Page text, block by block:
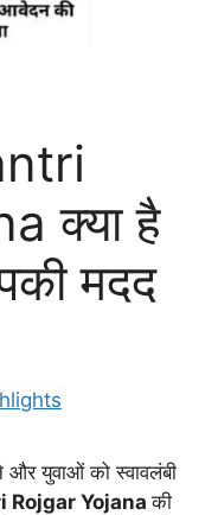
क्या है
मदद
और युवाओं को स्वावलंबी
Rojgar Yojanaकी